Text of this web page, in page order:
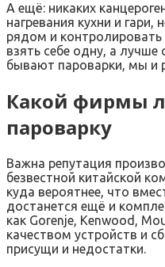
А ещё: никаких
нагревания кухни и
рядом и контролировать
взять себе одну, а лучше
бывают пароварки, мы и
Какой фирмы
пароварку
Важна репутация
безвестной китайской
куда вероятнее, что
достанется ещё и
как Gorenje, Kenwood,
качеством устройств и
присущи и недостатки.